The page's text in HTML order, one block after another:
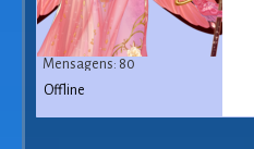
Mensagens: 80
Offline